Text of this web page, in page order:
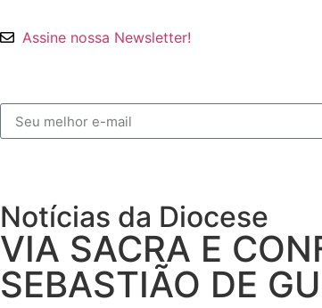
Assine nossa Newsletter!
Notícias da Diocese
VIA SACRA E
SEBASTIÃO DE